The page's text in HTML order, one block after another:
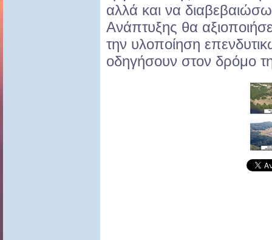
αλλά και να
Ανάπτυξης θα
την υλοποίηση
οδηγήσουν στον δρόμο